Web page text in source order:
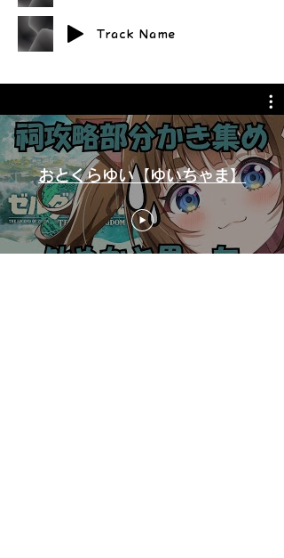
Track Name
おとくらゆい【ゆいちゃま】